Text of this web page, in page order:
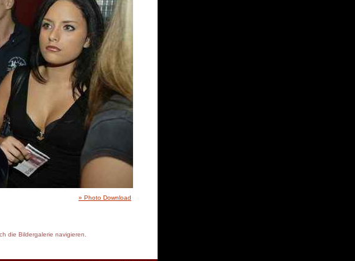
» Photo Download
die Bildergalerie navigieren.